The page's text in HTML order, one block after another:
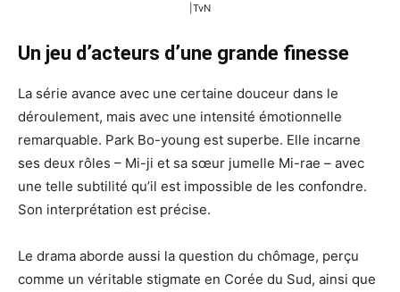
|TvN
Un jeu d’acteurs d’une grande finesse
La série avance avec une certaine douceur dans le
déroulement, mais avec une intensité émotionnelle
remarquable. Park Bo-young est superbe. Elle incarne
ses deux rôles – Mi-ji et sa sœur jumelle Mi-rae – avec
une telle subtilité qu’il est impossible de les confondre.
Son interprétation est précise.
Le drama aborde aussi la question du chômage, perçu
comme un véritable stigmate en Corée du Sud, ainsi que